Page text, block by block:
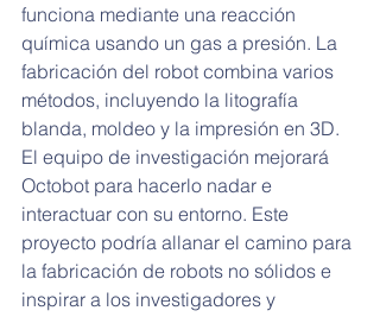
funciona mediante una reacción
química usando un gas a presión. La
fabricación del robot combina varios
métodos, incluyendo la litografía
blanda, moldeo y la impresión en 3D.
El equipo de investigación mejorará
Octobot para hacerlo nadar e
interactuar con su entorno. Este
proyecto podría allanar el camino para
la fabricación de robots no sólidos e
inspirar a los investigadores y